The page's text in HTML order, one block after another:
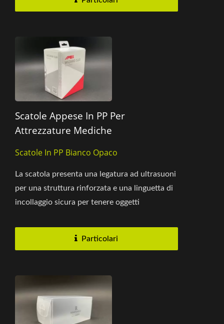
Scatole Appese In PP Per
Attrezzature Mediche
Scatole In PP Bianco Opaco
La scatola presenta una legatura ad ultrasuoni
per una struttura rinforzata e una linguetta di
incollaggio sicura per tenere oggetti
Particolari